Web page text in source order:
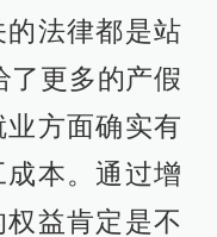
法律都是站
了更多的产假
方面确实有
本。通过增
益肯定是不